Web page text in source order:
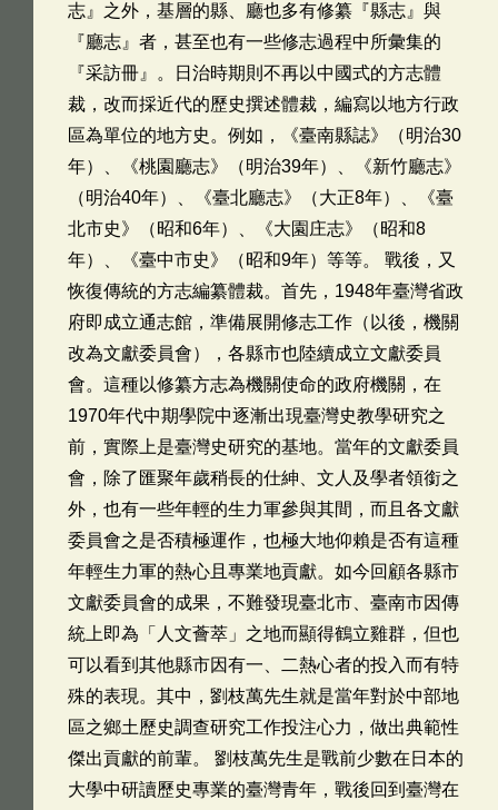
志』之外，基層的縣、廳也多有修纂『縣志』與
『廳志』者，甚至也有一些修志過程中所彙集的
『采訪冊』。日治時期則不再以中國式的方志體
裁，改而採近代的歷史撰述體裁，編寫以地方行政
區為單位的地方史。例如，《臺南縣誌》（明治30
年）、《桃園廳志》（明治39年）、《新竹廳志》
（明治40年）、《臺北廳志》（大正8年）、《臺
北市史》（昭和6年）、《大園庄志》（昭和8
年）、《臺中市史》（昭和9年）等等。 戰後，又
恢復傳統的方志編纂體裁。首先，1948年臺灣省政
府即成立通志館，準備展開修志工作（以後，機關
改為文獻委員會），各縣市也陸續成立文獻委員
會。這種以修纂方志為機關使命的政府機關，在
1970年代中期學院中逐漸出現臺灣史教學研究之
前，實際上是臺灣史研究的基地。當年的文獻委員
會，除了匯聚年歲稍長的仕紳、文人及學者領銜之
外，也有一些年輕的生力軍參與其間，而且各文獻
委員會之是否積極運作，也極大地仰賴是否有這種
年輕生力軍的熱心且專業地貢獻。如今回顧各縣市
文獻委員會的成果，不難發現臺北市、臺南市因傳
統上即為「人文薈萃」之地而顯得鶴立雞群，但也
可以看到其他縣市因有一、二熱心者的投入而有特
殊的表現。其中，劉枝萬先生就是當年對於中部地
區之鄉土歷史調查研究工作投注心力，做出典範性
傑出貢獻的前輩。 劉枝萬先生是戰前少數在日本的
大學中研讀歷史專業的臺灣青年，戰後回到臺灣在